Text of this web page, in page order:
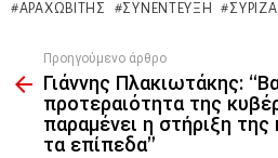
ΑΡΑΧΩΒΊΤΗΣ ΣΥΝΈΝΤΕΥΞΗ
more
Προηγούμενο άρθρο
Γιάννης Πλακιωτάκης:
προτεραιότητα της
παραμένει η στήριξη
τα επίπεδα”